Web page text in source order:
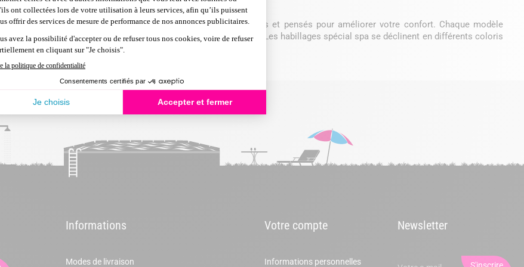
d'habiller votre spa en profitant d'espaces pratiques et pensés pour améliorer votre confort. Chaque modèle
espace permettant d'accueillir le bloc de filtration de votre spa. Les habillages spécial spa se déclinent en différents coloris
Informations
Modes de livraison
Votre compte
Informations personnelles
Newsletter